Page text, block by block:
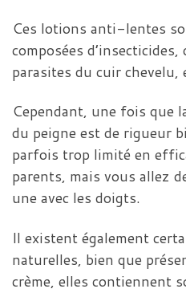
Ces lotions anti-lentes
composées
parasites du cuir
Cependant, une fois que
du peigne est de rigueur
parfois trop limité en
parents, mais vous allez
une avec les doigts.
Il existent également
naturelles, bien que
crème, elles contiennent